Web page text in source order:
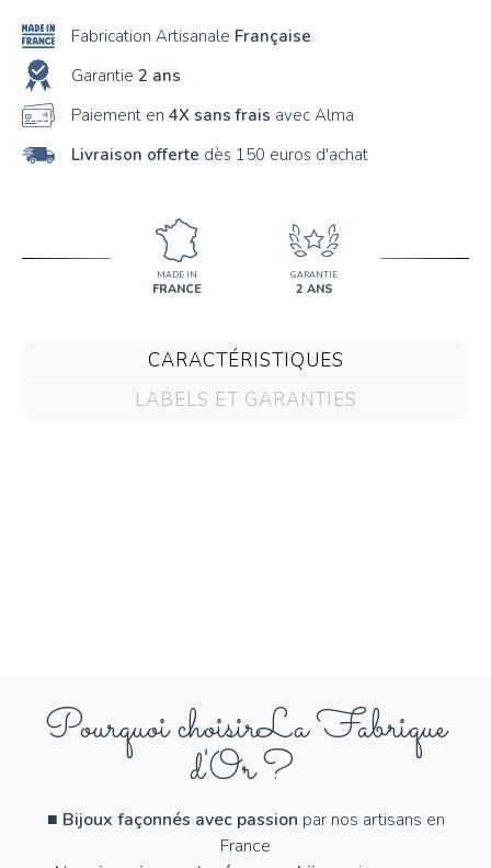
Fabrication Artisanale Française
Garantie 2 ans
Paiement en 4X sans frais avec Alma
Livraison offerte dès 150 euros d'achat
MADE IN
FRANCE
GARANTIE
2 ANS
CARACTÉRISTIQUES
LABELS ET GARANTIES
Pourquoi choisirLa Fabrique
d'Or ?
■ Bijoux façonnés avec passion par nos artisans en
France